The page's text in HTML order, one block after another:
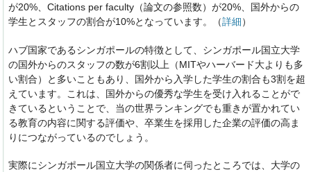
が20%、Citations per faculty（論文の参照数）が20%、国外からの
学生とスタッフの割合が10%となっています。（詳細）
ハブ国家であるシンガポールの特徴として、シンガポール国立大学
の国外からのスタッフの数が6割以上（MITやハーバード大よりも多
い割合）と多いこともあり、国外から入学した学生の割合も3割を超
えています。これは、国外からの優秀な学生を受け入れることがで
きているということで、当の世界ランキングでも重きが置かれてい
る教育の内容に関する評価や、卒業生を採用した企業の評価の高ま
りにつながっているのでしょう。
実際にシンガポール国立大学の関係者に伺ったところでは、大学の